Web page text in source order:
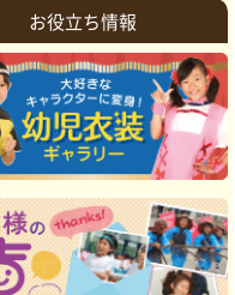
お役立ち情報